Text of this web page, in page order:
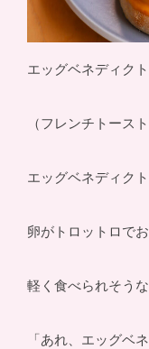
エッグベネディクト
（フレンチトース
エッグベネディク
卵がトロットロで
軽く食べられそう
「あれ、エッグベ